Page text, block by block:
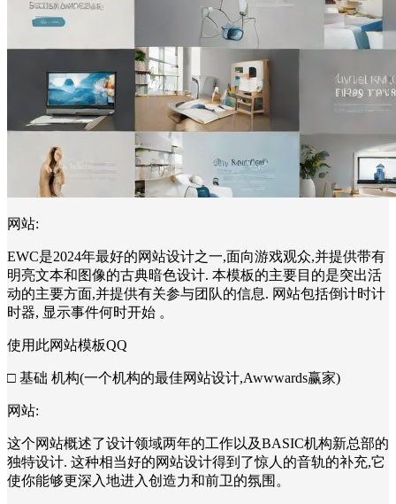
网站:
EWC是2024年最好的网站设计之一,面向游戏观众,并提供带有
明亮文本和图像的古典暗色设计. 本模板的主要目的是突出活
动的主要方面,并提供有关参与团队的信息. 网站包括倒计时计
时器, 显示事件何时开始 。
使用此网站模板QQ
□ 基础 机构(一个机构的最佳网站设计,Awwwards赢家)
网站:
这个网站概述了设计领域两年的工作以及BASIC机构新总部的
独特设计. 这种相当好的网站设计得到了惊人的音轨的补充,它
使你能够更深入地进入创造力和前卫的氛围。